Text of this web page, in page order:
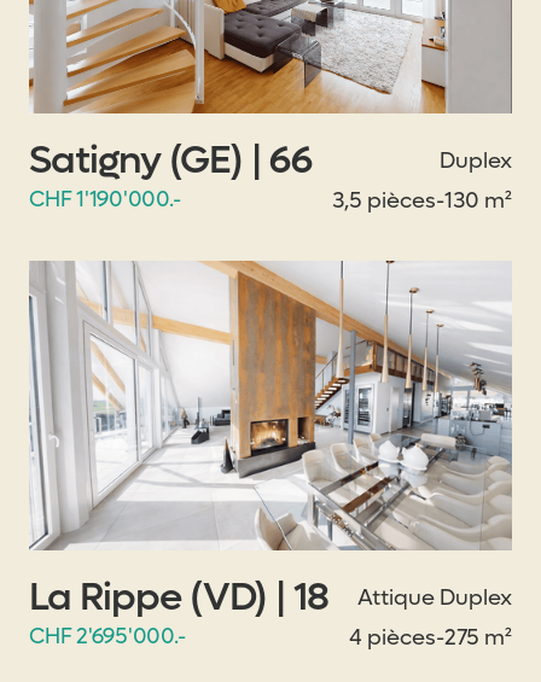
Satigny (GE) | 66
Duplex
CHF 1'190'000.-
3,5 pièces-130 m²
La Rippe (VD) | 18
Attique Duplex
CHF 2'695'000.-
4 pièces-275 m²